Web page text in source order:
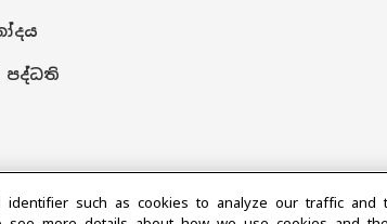
identifier such as cookies to analyze our traffic and